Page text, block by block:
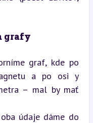
grafy
graf, kde po
a po osi y
– mal by mať
údaje dáme do